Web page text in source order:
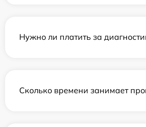
Нужно ли платить за
Сколько времени занимает